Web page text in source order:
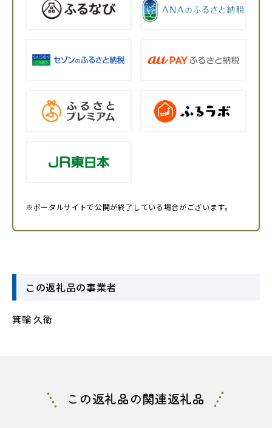
※ポータルサイトで公開が終了している場合がございます。
この返礼品の事業者
箕輪 久衛
この返礼品の関連返礼品